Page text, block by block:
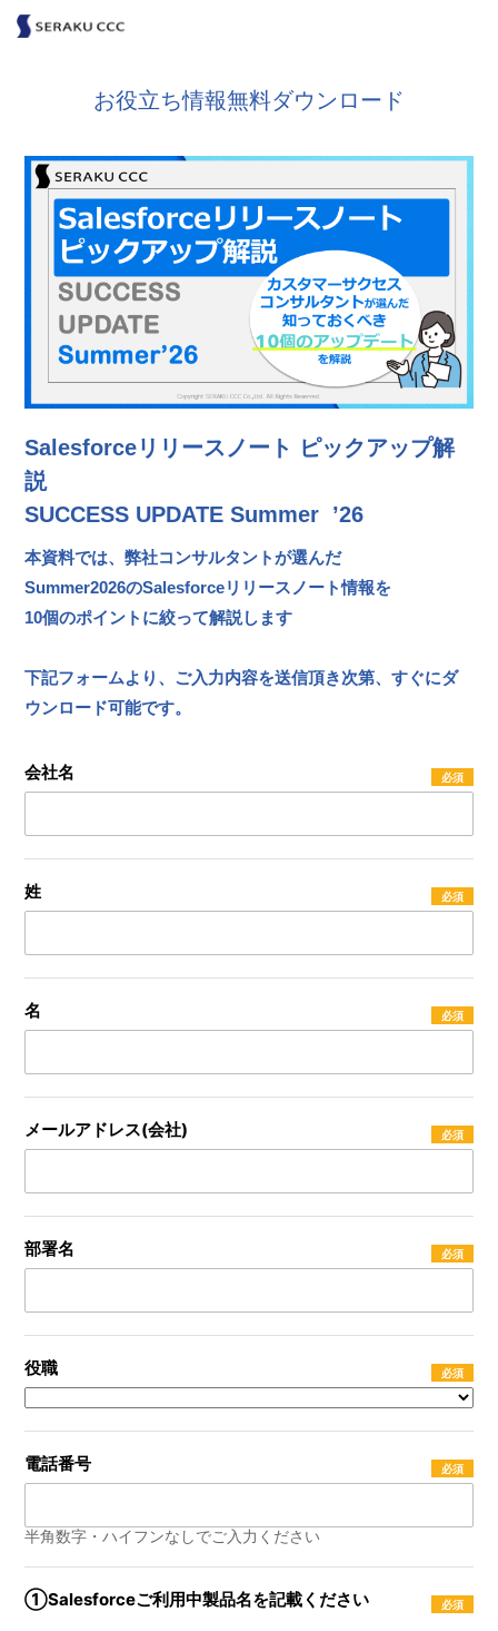
お役立ち情報無料ダウンロード
Salesforceリリースノート ピックアップ解
説
SUCCESS UPDATE Summer ’26
本資料では、弊社コンサルタントが選んだ
Summer2026のSalesforceリリースノート情報を
10個のポイントに絞って解説します
下記フォームより、ご入力内容を送信頂き次第、すぐにダ
ウンロード可能です。
会社名
姓
名
メールアドレス(会社)
部署名
役職
電話番号
半角数字・ハイフンなしでご入力ください
①Salesforceご利用中製品名を記載ください